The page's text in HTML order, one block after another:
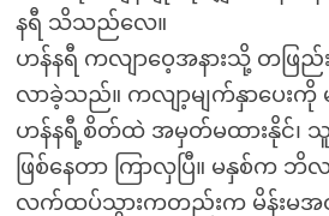
နရီ သိသည်လေ။
ဟန်နရီ ကလျာဝေ့အနားသို့ တဖြည်း
လာခဲ့သည်။ ကလျာ့မျက်နှာပေး
ဟန်နရီ့စိတ်ထဲ အမှတ်မထားနိုင်၊ သူ
ဖြစ်နေတာ ကြာလှပြီ။ မနှစ်က
လက်ထပ်သွားကတည်းက မိန်းမ